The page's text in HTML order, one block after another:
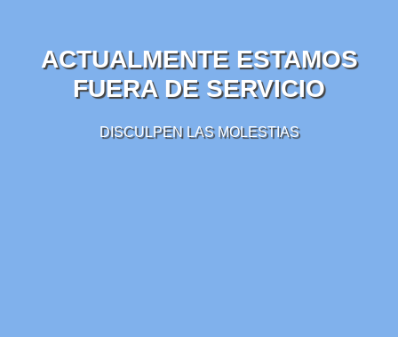
ACTUALMENTE ESTAMOS
FUERA DE SERVICIO
DISCULPEN LAS MOLESTIAS